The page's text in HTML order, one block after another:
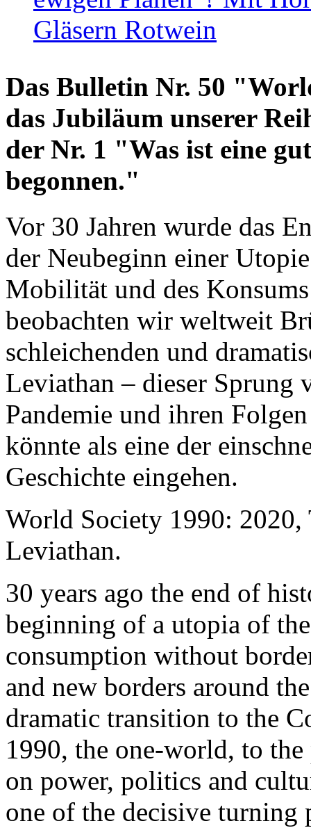
Gläsern Rotwein
Das Bulletin Nr. 50
das Jubiläum unserer
der Nr. 1 "Was ist eine
begonnen."
Vor 30 Jahren wurde das
der Neubeginn einer
Mobilität und des
beobachten wir weltweit
schleichenden und
Leviathan – dieser Sprung
Pandemie und ihren
könnte als eine der
Geschichte eingehen.
World Society 1990: 2020,
Leviathan.
30 years ago the end of
beginning of a utopia of
consumption without
and new borders around
dramatic transition to the
1990, the one-world, to the
on power, politics and
one of the decisive turning